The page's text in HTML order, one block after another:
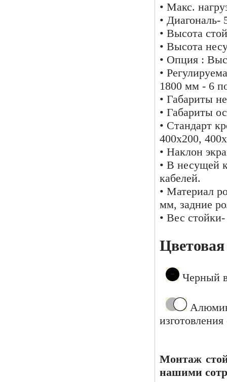
• Макс.
• Диагональ-
• Высота
• Высота
• Опция :
•
1800 мм - 6
• Габариты
• Габариты
• Стандарт
400х200,
• Наклон
• В несущей
кабелей.
• Материал
мм, задние
• Вес
Черный
Монтаж
нашими